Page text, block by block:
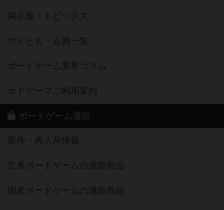
掲示板・トピックス
ボドとも・会員一覧
ボードゲーム業界コラム
ボドゲーマご利用案内
ボードゲーム通販
新作・再入荷情報
定番ボードゲームの通販商品
国産ボードゲームの通販商品